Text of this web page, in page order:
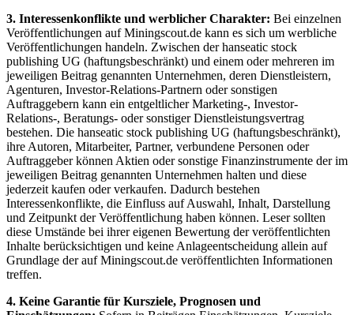
3. Interessenkonflikte und werblicher Charakter: Bei einzelnen
Veröffentlichungen auf Miningscout.de kann es sich um werbliche
Veröffentlichungen handeln. Zwischen der hanseatic stock
publishing UG (haftungsbeschränkt) und einem oder mehreren im
jeweiligen Beitrag genannten Unternehmen, deren Dienstleistern,
Agenturen, Investor-Relations-Partnern oder sonstigen
Auftraggebern kann ein entgeltlicher Marketing-, Investor-
Relations-, Beratungs- oder sonstiger Dienstleistungsvertrag
bestehen. Die hanseatic stock publishing UG (haftungsbeschränkt),
ihre Autoren, Mitarbeiter, Partner, verbundene Personen oder
Auftraggeber können Aktien oder sonstige Finanzinstrumente der im
jeweiligen Beitrag genannten Unternehmen halten und diese
jederzeit kaufen oder verkaufen. Dadurch bestehen
Interessenkonflikte, die Einfluss auf Auswahl, Inhalt, Darstellung
und Zeitpunkt der Veröffentlichung haben können. Leser sollten
diese Umstände bei ihrer eigenen Bewertung der veröffentlichten
Inhalte berücksichtigen und keine Anlageentscheidung allein auf
Grundlage der auf Miningscout.de veröffentlichten Informationen
treffen.
4. Keine Garantie für Kursziele, Prognosen und